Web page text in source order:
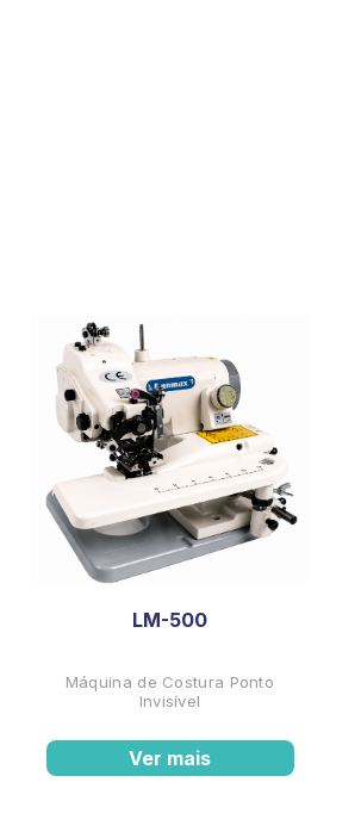
LM-500
Máquina de Costura Ponto
Invisível
Ver mais